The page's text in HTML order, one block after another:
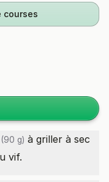
courses
(90 g) à griller à sec
vif.